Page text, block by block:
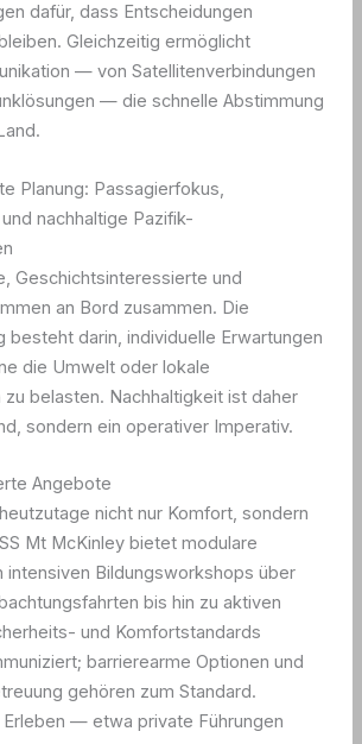
dafür, dass Entscheidungen
Gleichzeitig ermöglicht
— von Satellitenverbindungen
— die schnelle Abstimmung
Planung: Passagierfokus,
nachhaltige Pazifik-
Geschichtsinteressierte und
an Bord zusammen. Die
besteht darin, individuelle Erwartungen
die Umwelt oder lokale
belasten. Nachhaltigkeit ist daher
sondern ein operativer Imperativ.
Angebote
nicht nur Komfort, sondern
Mt McKinley bietet modulare
intensiven Bildungsworkshops über
bis hin zu aktiven
und Komfortstandards
barrierearme Optionen und
gehören zum Standard.
— etwa private Führungen